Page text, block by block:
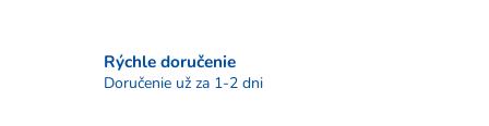
k
Rýchle doručenie
Doručenie už za 1-2 dni